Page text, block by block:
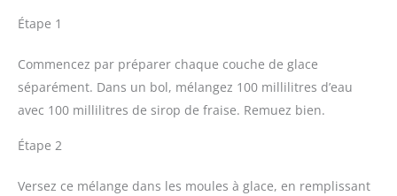
Étape 1
Commencez par préparer chaque couche de glace
séparément. Dans un bol, mélangez 100 millilitres d’eau
avec 100 millilitres de sirop de fraise. Remuez bien.
Étape 2
Versez ce mélange dans les moules à glace, en remplissant